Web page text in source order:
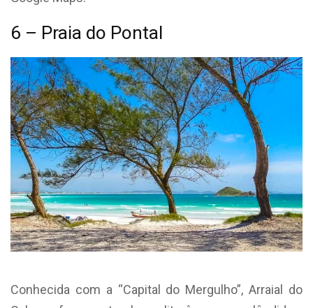
6 – Praia do Pontal
Conhecida com a “Capital do Mergulho”, Arraial do